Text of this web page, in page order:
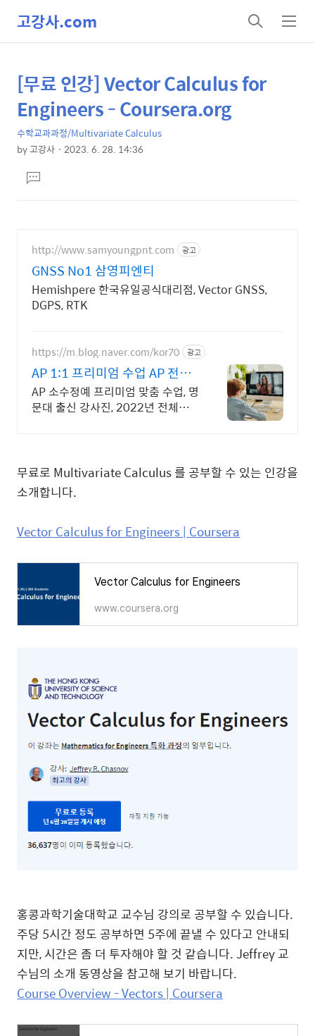
고강사.com
검
색
메
뉴
상
세
컨
텐
본
문
제
목
[무료 인강] Vector Calculus for
Engineers - Coursera.org
수학교과과정/Multivariate Calculus
by고강사 2023. 6. 28. 14:36
문댓
글
http://www.samyoungpnt.com 광고
GNSS No1 삼영피엔티
Hemishpere 한국유일공식대리점, Vector GNSS,
DGPS, RTK
https://m.blog.naver.com/kor70 광고
AP 1:1 프리미엄 수업 AP 전문
가들의 밀착 관리
AP 소수정예 프리미엄 맞춤 수업, 명
문대 출신 강사진, 2022년 전체
무료로 Multivariate Calculus 를 공부할 수 있는 인강을
소개합니다.
Vector Calculus for Engineers | Coursera
Vector Calculus for Engineers
www.coursera.org
홍콩과학기술대학교 교수님 강의로 공부할 수 있습니다.
주당 5시간 정도 공부하면 5주에 끝낼 수 있다고 안내되
지만, 시간은 좀 더 투자해야 할 것 같습니다. Jeffrey 교
수님의 소개 동영상을 참고해 보기 바랍니다.
Course Overview - Vectors | Coursera